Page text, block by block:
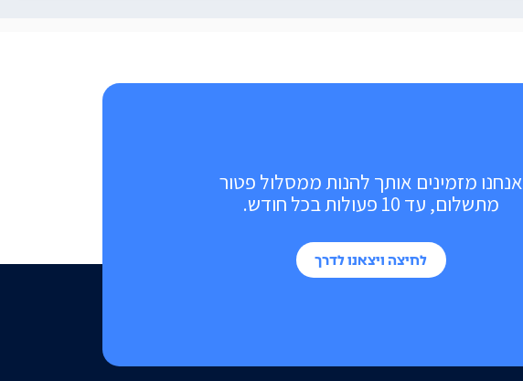
אנחנו מזמינים אותך להנות ממסלול פטור
מתשלום, עד 10 פעולות בכל חודש.
לחיצה ויצאנו לדרך